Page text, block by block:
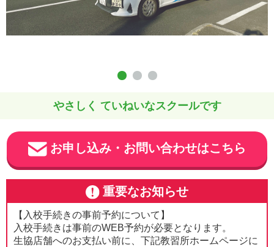
やさしく ていねいなスクールです
お申し込み・お問い合わせはこちら
重要なお知らせ
【入校手続きの事前予約について】
入校手続きは事前のWEB予約が必要となります。
生協店舗へのお支払い前に、下記教習所ホームページに